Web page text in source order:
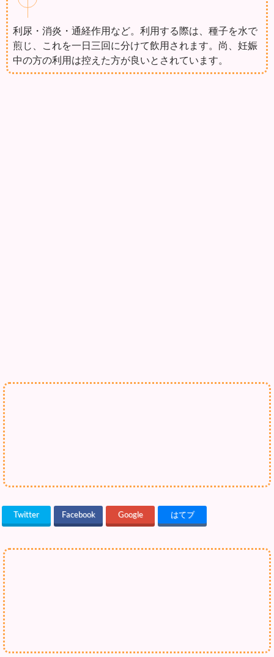
利尿・消炎・通経作用など。利用する際は、種子を水で
煎じ、これを一日三回に分けて飲用されます。尚、妊娠
中の方の利用は控えた方が良いとされています。
Twitter Facebook Google はてブ